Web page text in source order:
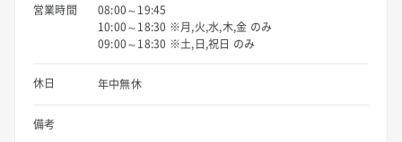
営業時間
08:00～19:45
10:00～18:30 ※月,火,水,木,金 のみ
09:00～18:30 ※土,日,祝日 のみ
休日 年中無休
備考